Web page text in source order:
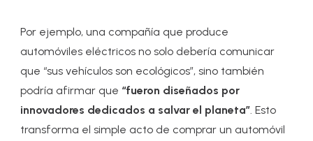
Por ejemplo, una compañía que produce
automóviles eléctricos no solo debería comunicar
que “sus vehículos son ecológicos”, sino también
podría afirmar que “fueron diseñados por
innovadores dedicados a salvar el planeta” . Esto
transforma el simple acto de comprar un automóvil